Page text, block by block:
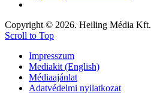
Copyright © 2026. Heiling Média Kft.
Scroll to Top
Impresszum
Mediakit (English)
Médiaajánlat
Adatvédelmi nyilatkozat